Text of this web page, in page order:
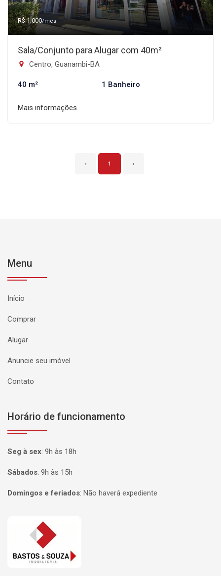
R$ 1.000/mês
Sala/Conjunto para Alugar com 40m²
Centro, Guanambi-BA
40 m² 1 Banheiro
Mais informações
‹ 1 ›
Menu
Início
Comprar
Alugar
Anuncie seu imóvel
Contato
Horário de funcionamento
Seg à sex: 9h às 18h
Sábados: 9h às 15h
Domingos e feriados: Não haverá expediente
Página inicial